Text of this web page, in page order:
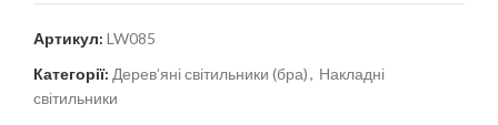
Артикул: LW085
Категорії: Дерев’яні світильники (бра), Накладні
світильники